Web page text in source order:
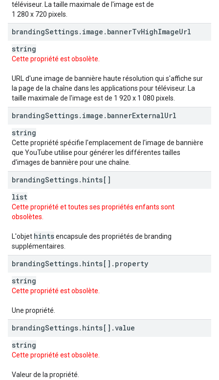
téléviseur. La taille maximale de l'image est de
1 280 x 720 pixels.
brandingSettings. image . bannerTvHighImageUrl
string
Cette propriété est obsolète.
URL d'une image de bannière haute résolution qui s'affiche sur
la page de la chaîne dans les applications pour téléviseur. La
taille maximale de l'image est de 1 920 x 1 080 pixels.
brandingSettings. image . bannerExternalUrl
string
Cette propriété spécifie l'emplacement de l'image de bannière
que YouTube utilise pour générer les différentes tailles
d'images de bannière pour une chaîne.
brandingSettings. hints[]
list
Cette propriété et toutes ses propriétés enfants sont
obsolètes.
L'objet hintsencapsule des propriétés de branding
supplémentaires.
brandingSettings. hints[] . property
string
Cette propriété est obsolète.
Une propriété.
brandingSettings. hints[] .value
string
Cette propriété est obsolète.
Valeur de la propriété.